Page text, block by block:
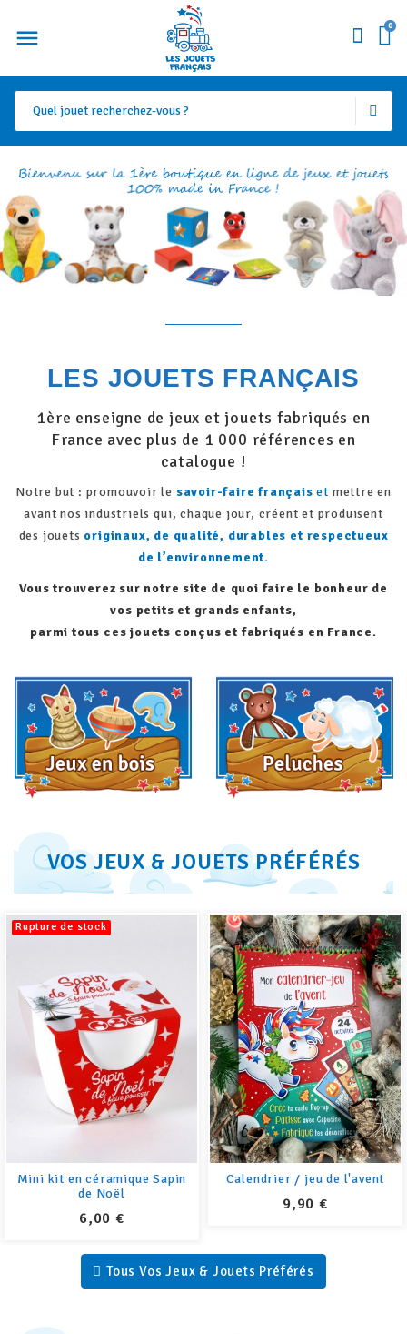
0
LES JOUETS FRANÇAIS
1ère enseigne de jeux et jouets fabriqués en
France avec plus de 1 000 références en
catalogue !
Notre but : promouvoir le savoir-faire français et mettre en
avant nos industriels qui, chaque jour, créent et produisent
des jouets originaux, de qualité, durables et respectueux
de l’environnement.
Vous trouverez sur notre site de quoi faire le bonheur de
vos petits et grands enfants,
parmi tous ces jouets conçus et fabriqués en France.
VOS JEUX & JOUETS PRÉFÉRÉS
Calendrier / jeu de l'avent
PRIX
9,90 €
Promo !
Bougies cire
PRIX
24,90 € PRIX
15,00 €
Tous Vos Jeux & Jouets Préférés